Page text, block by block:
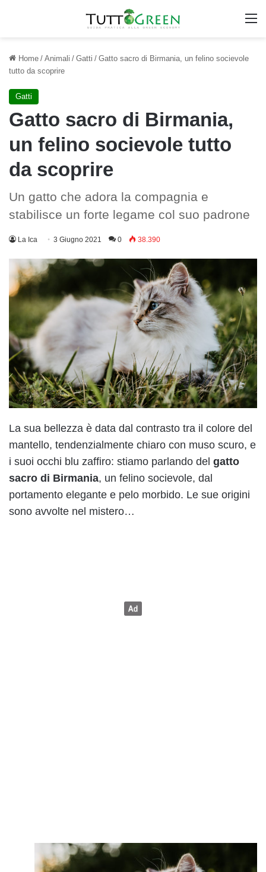
Home / Animali / Gatti / Gatto sacro di Birmania, un felino socievole
tutto da scoprire
Gatti
Gatto sacro di Birmania,
un felino socievole tutto
da scoprire
Un gatto che adora la compagnia e
stabilisce un forte legame col suo padrone
La Ica 3 Giugno 2021 0 38.390
La sua bellezza è data dal contrasto tra il colore del
mantello, tendenzialmente chiaro con muso scuro, e
i suoi occhi blu zaffiro: stiamo parlando del gatto
sacro di Birmania, un felino socievole, dal
portamento elegante e pelo morbido. Le sue origini
sono avvolte nel mistero…